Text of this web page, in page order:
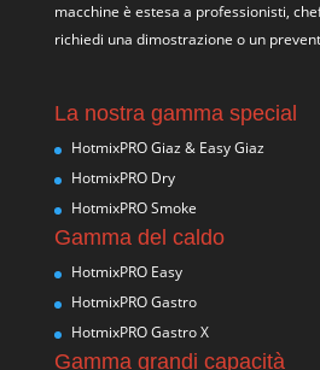
macchine è estesa a professionisti,
richiedi una dimostrazione o un
La nostra gamma special
HotmixPRO Giaz & Easy Giaz
HotmixPRO Dry
HotmixPRO Smoke
Gamma del caldo
HotmixPRO Easy
HotmixPRO Gastro
HotmixPRO Gastro X
Gamma grandi capacità